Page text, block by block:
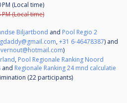
PM (Local time)
(Local time)
Biljartbond and Pool Regio 2
,+31 6-46478387) and
)
, Pool Regionale Ranking Noord
and Regionale Ranking 24 mnd calculatie
(22 participants)